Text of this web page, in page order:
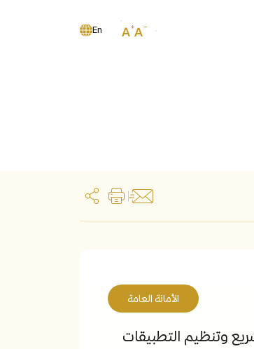
En
الأمانة العامة
وتنظيم التطبيقات